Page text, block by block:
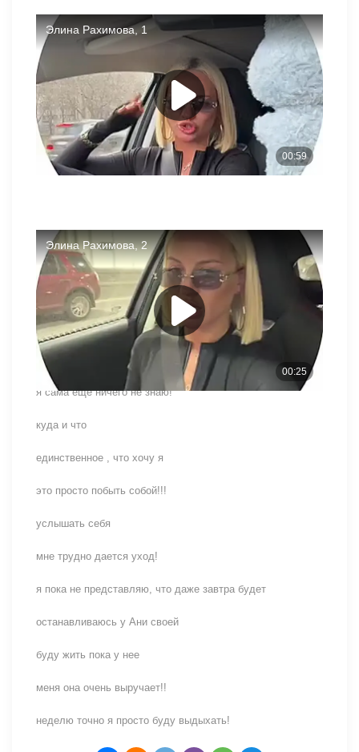
Отпуска в Китае Элине Рахимовой не хватило? Будете
скучать по этой участнице?
Уход был красивый, спасибо проекту
ребята, прошу не верьте никаким слухам!!!
кто то смеется , а вы верите)
если помните , я еще в январе куда то уйти должна была
оказывается
я сама еще ничего не знаю!
куда и что
единственное , что хочу я
это просто побыть собой!!!
услышать себя
мне трудно дается уход!
я пока не представляю, что даже завтра будет
останавливаюсь у Ани своей
буду жить пока у нее
меня она очень выручает!!
неделю точно я просто буду выдыхать!